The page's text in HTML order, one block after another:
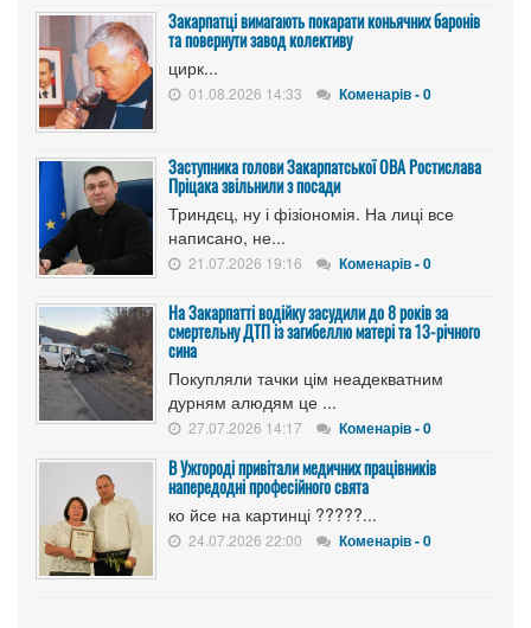
Закарпатці вимагають покарати коньячних баронів
та повернути завод колективу
цирк...
01.08.2026 14:33 Коменарів - 0
Заступника голови Закарпатської ОВА Ростислава
Пріцака звільнили з посади
Триндєц, ну і фізіономія. На лиці все
написано, не...
21.07.2026 19:16 Коменарів - 0
На Закарпатті водійку засудили до 8 років за
смертельну ДТП із загибеллю матері та 13-річного
сина
Покупляли тачки цім неадекватним
дурням алюдям це ...
27.07.2026 14:17 Коменарів - 0
В Ужгороді привітали медичних працівників
напередодні професійного свята
ко йсе на картинці ?????...
24.07.2026 22:00 Коменарів - 0